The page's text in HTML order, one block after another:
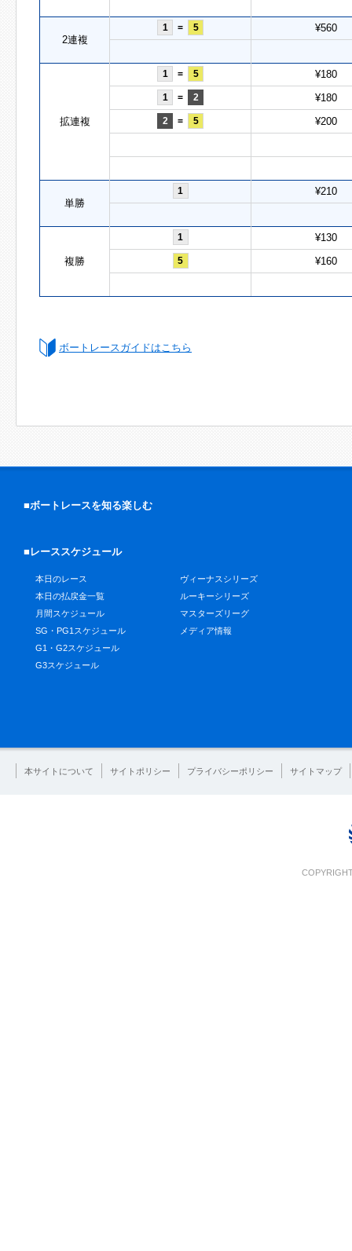
2連複
1 = 5 ¥560
拡連複
1 = 5 ¥180
1 = 2 ¥180
2 = 5 ¥200
単勝
1 ¥210
複勝
1 ¥130
5 ¥160
ボートレースガイドはこちら
■ボートレースを知る楽しむ
■レーススケジュール
本日のレース
本日の払戻金一覧
月間スケジュール
SG・PG1スケジュール
G1・G2スケジュール
G3スケジュール
ヴィーナスシリーズ
ルーキーシリーズ
マスターズリーグ
メディア情報
本サイトについて サイトポリシー プライバシーポリシー サイトマップ